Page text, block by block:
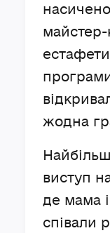
майстер-
жодна
виступ
де мама
співали